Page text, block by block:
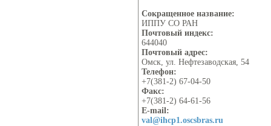
Сокращенное название:
ИППУ СО РАН
Почтовый индекс:
644040
Почтовый адрес:
Омск, ул. Нефтезаводская, 54
Телефон:
+7(381-2) 67-04-50
Факс:
+7(381-2) 64-61-56
E-mail:
val@ihcp1.oscsbras.ru